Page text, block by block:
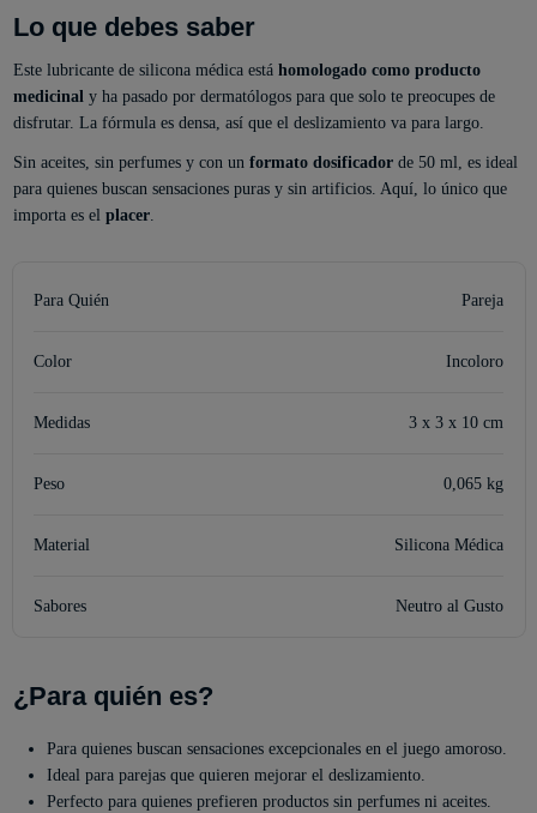
Lo que debes saber
Este lubricante de silicona médica está homologado como producto
medicinal y ha pasado por dermatólogos para que solo te preocupes de
disfrutar. La fórmula es densa, así que el deslizamiento va para largo.
Sin aceites, sin perfumes y con un formato dosificadorde 50 ml, es ideal
para quienes buscan sensaciones puras y sin artificios. Aquí, lo único que
importa es el placer.
Para Quién Pareja
Color Incoloro
Medidas 3 x 3 x 10 cm
Peso 0,065 kg
Material Silicona Médica
Sabores Neutro al Gusto
¿Para quién es?
Para quienes buscan sensaciones excepcionales en el juego amoroso.
Ideal para parejas que quieren mejorar el deslizamiento.
Perfecto para quienes prefieren productos sin perfumes ni aceites.